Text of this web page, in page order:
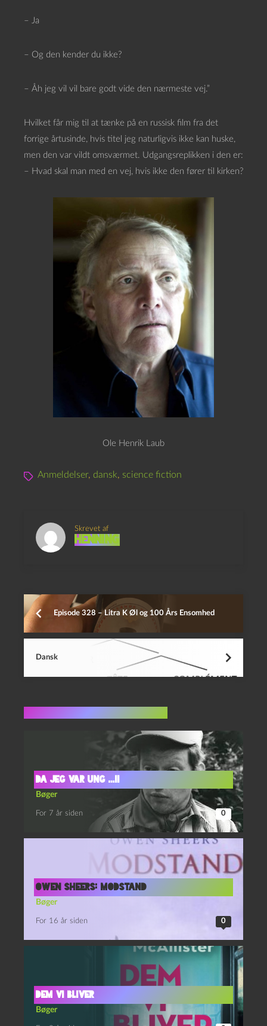
– Ja
– Og den kender du ikke?
– Åh jeg vil vil bare godt vide den nærmeste vej.”
Hvilket får mig til at tænke på en russisk film fra det
forrige årtusinde, hvis titel jeg naturligvis ikke kan huske,
men den var vildt omsværmet. Udgangsreplikken i den er:
– Hvad skal man med en vej, hvis ikke den fører til kirken?
Ole Henrik Laub
Anmeldelser, dansk, science fiction
Skrevet af
Henning
Episode 328 – Litra K Øl og 100 Års Ensomhed
Dansk
Da jeg var ung …II
Bøger
For 7 år siden 0
Owen Sheers: Modstand
Bøger
For 16 år siden 0
Dem vi bliver
Bøger